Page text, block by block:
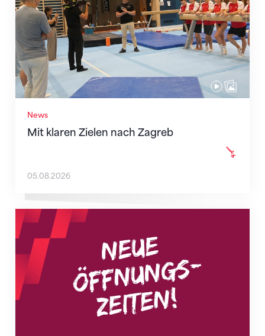
News
Mit klaren Zielen nach Zagreb
05.08.2026
Neue Empfangszeiten ab 1. August 2026